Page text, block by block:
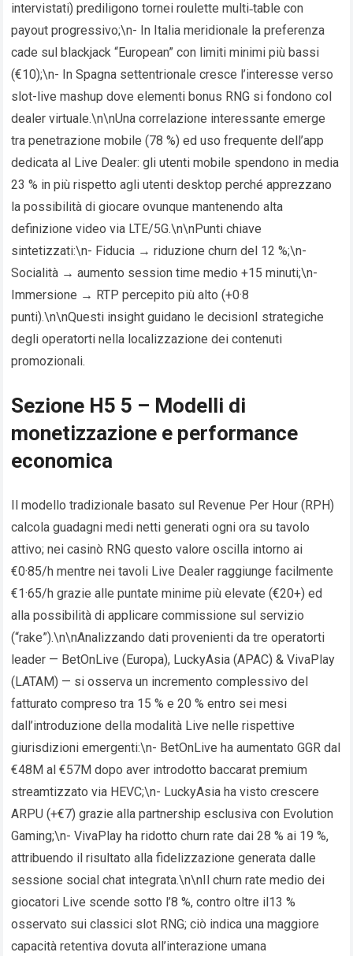
intervistati) prediligono tornei roulette multi‑table con
payout progressivo;\n- In Italia meridionale la preferenza
cade sul blackjack “European” con limiti minimi più bassi
(€10);\n- In Spagna settentrionale cresce l’interesse verso
slot-live mashup dove elementi bonus RNG si fondono col
dealer virtuale.\n\nUna correlazione interessante emerge
tra penetrazione mobile (78 %) ed uso frequente dell’app
dedicata al Live Dealer: gli utenti mobile spendono in media
23 % in più rispetto agli utenti desktop perché apprezzano
la possibilità di giocare ovunque mantenendo alta
definizione video via LTE/5G.\n\nPunti chiave
sintetizzati:\n- Fiducia → riduzione churn del 12 %;\n-
Socialità → aumento session time medio +15 minuti;\n-
Immersione → RTP percepito più alto (+0·8
punti).\n\nQuesti insight guidano le decision­I strategiche
degli operator​ti nella localizzazione dei contenuti
promozionali.
Sezione H5 5 – Modelli di
monetizzazione e performance
economica
Il modello tradizionale basato sul Revenue Per Hour (RPH)
calcola guadagni medi netti generati ogni ora su tavolo
attivo; nei casinò RNG questo valore oscilla intorno ai
€0·85/h mentre nei tavoli Live Dealer raggiunge facilmente
€1·65/h grazie alle puntate minime più elevate (€20+) ed
alla possibilità di applicare commissione sul servizio
(“rake”).\n\nAnalizzando dati provenienti da tre operator​ti
leader — BetOnLive (Europa), LuckyAsia (APAC) & VivaPlay
(LATAM) — si osserva un incremento complessivo del
fatturato compreso tra 15 % e 20 % entro sei mesi
dall’introduzione della modalità Live nelle rispettive
giurisdizioni emergenti:\n- BetOnLive ha aumentato GGR dal
€48M al €57M dopo aver introdotto baccarat premium
streamtizzato via HEVC;\n- LuckyAsia ha visto crescere
ARPU (+€7) grazie alla partnership esclusiva con Evolution
Gaming;\n- VivaPlay ha ridotto churn rate dai 28 % ai 19 %,
attribuendo il risultato alla fidelizzazione generata dalle
sessione social chat integrata.\n\nIl churn rate medio dei
giocatori Live scende sotto l’8 %, contro oltre il13 %
osservato sui classici slot RNG; ciò indica una maggiore
capacità retentiva dovuta all’interazione umana